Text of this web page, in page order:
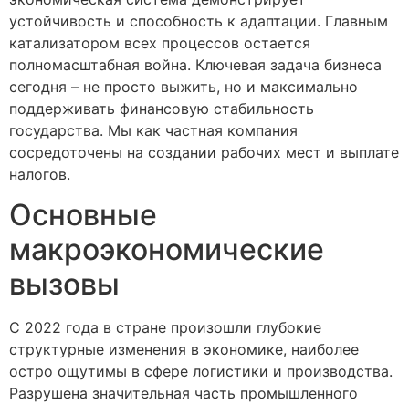
устойчивость и способность к адаптации. Главным
катализатором всех процессов остается
полномасштабная война. Ключевая задача бизнеса
сегодня – не просто выжить, но и максимально
поддерживать финансовую стабильность
государства. Мы как частная компания
сосредоточены на создании рабочих мест и выплате
налогов.
Основные
макроэкономические
вызовы
С 2022 года в стране произошли глубокие
структурные изменения в экономике, наиболее
остро ощутимы в сфере логистики и производства.
Разрушена значительная часть промышленного